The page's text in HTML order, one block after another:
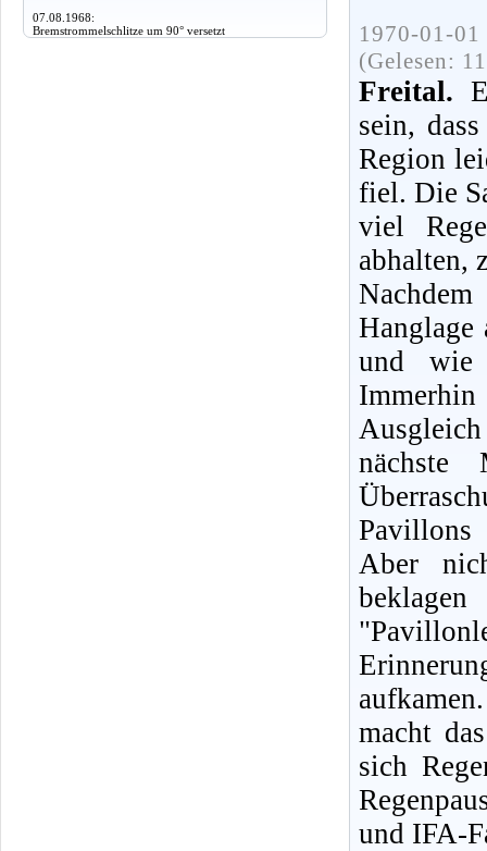
07.08.1968:
Bremstrommelschlitze um 90° versetzt
1970-01-
(Gelesen:
Freital.
sein,
Region
fiel. Die
viel
abhalten,
Hanglage
und wie
Ausgleich
nächste
Pavillons
Aber
macht
sich
und IFA-